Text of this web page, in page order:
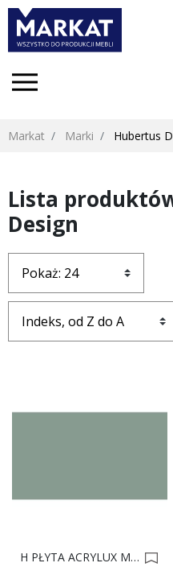
Markat Marki Hubertus
Lista
Design
H PŁYTA ACRYLUX MAT 5357 LAGUNA AFP 2800x1300mm Gr.19mm 0022323